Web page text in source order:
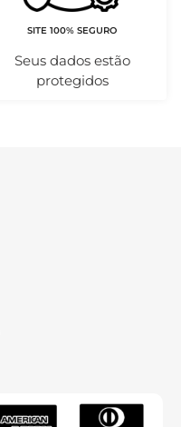
SITE 100% SEGURO
Seus dados estão
protegidos